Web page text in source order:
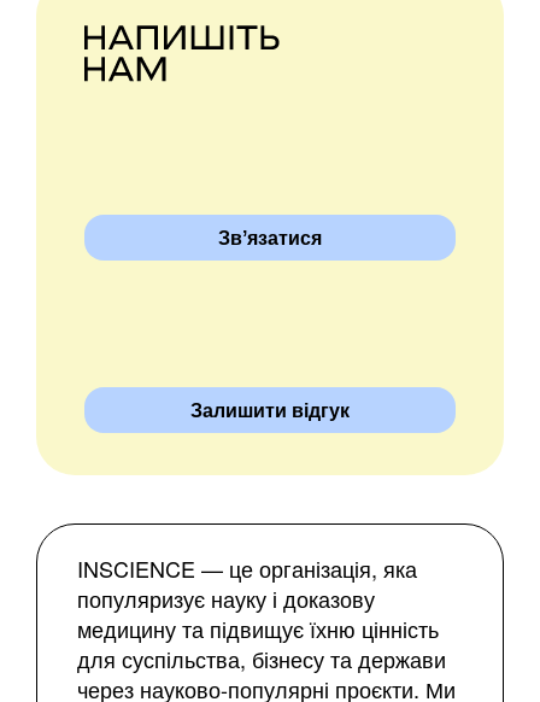
Звʼязатися
Залишити відгук
INSCIENCE — це організація, яка
популяризує науку і доказову
медицину та підвищує їхню цінність
для суспільства, бізнесу та держави
через науково-популярні проєкти. Ми